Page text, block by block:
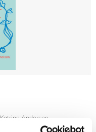
Katrine Andersen